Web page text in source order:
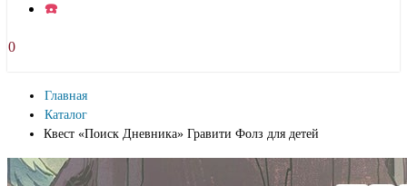
☎️
0
Главная
Каталог
Квест «Поиск Дневника» Гравити Фолз для детей